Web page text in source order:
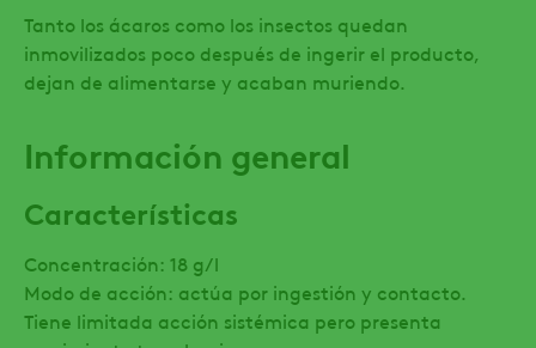
Tanto los ácaros como los insectos quedan
inmovilizados poco después de ingerir el producto,
dejan de alimentarse y acaban muriendo.
Información general
Características
Concentración: 18 g/l
Modo de acción: actúa por ingestión y contacto.
Tiene limitada acción sistémica pero presenta